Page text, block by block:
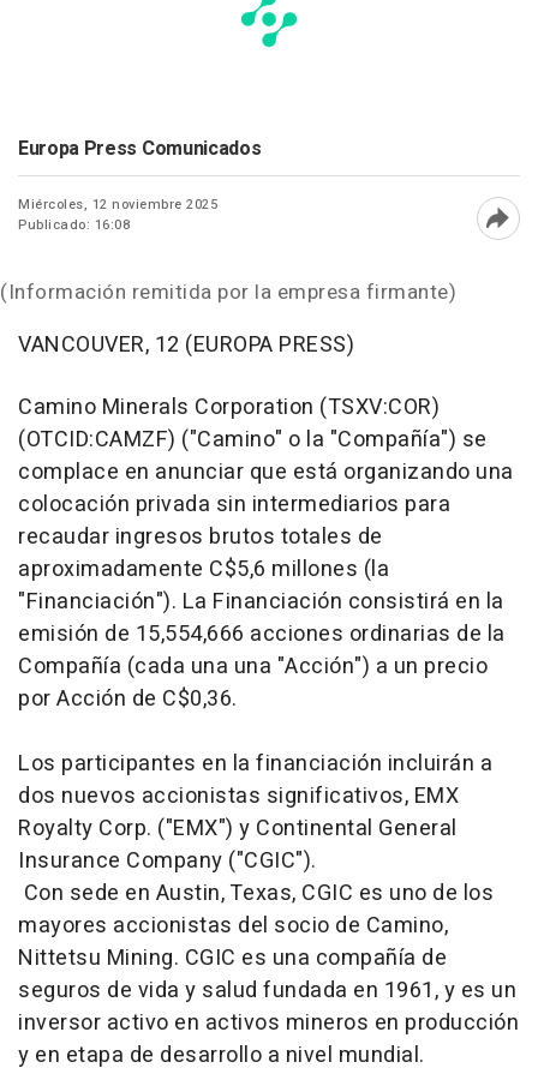
Europa Press Comunicados
Miércoles, 12 noviembre 2025
Publicado: 16:08
(Información remitida por la empresa firmante)
VANCOUVER, 12 (EUROPA PRESS)
Camino Minerals Corporation (TSXV:COR)
(OTCID:CAMZF) ("Camino" o la "Compañía") se
complace en anunciar que está organizando una
colocación privada sin intermediarios para
recaudar ingresos brutos totales de
aproximadamente C$5,6 millones (la
"Financiación"). La Financiación consistirá en la
emisión de 15,554,666 acciones ordinarias de la
Compañía (cada una una "Acción") a un precio
por Acción de C$0,36.
Los participantes en la financiación incluirán a
dos nuevos accionistas significativos, EMX
Royalty Corp. ("EMX") y Continental General
Insurance Company ("CGIC").
Con sede en Austin, Texas, CGIC es uno de los
mayores accionistas del socio de Camino,
Nittetsu Mining. CGIC es una compañía de
seguros de vida y salud fundada en 1961, y es un
inversor activo en activos mineros en producción
y en etapa de desarrollo a nivel mundial.